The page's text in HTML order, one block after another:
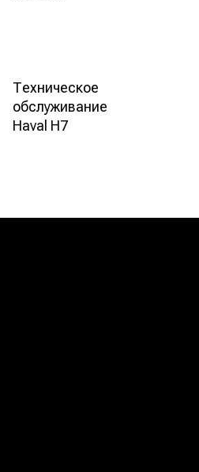
Техническое
обслуживание
Haval H7